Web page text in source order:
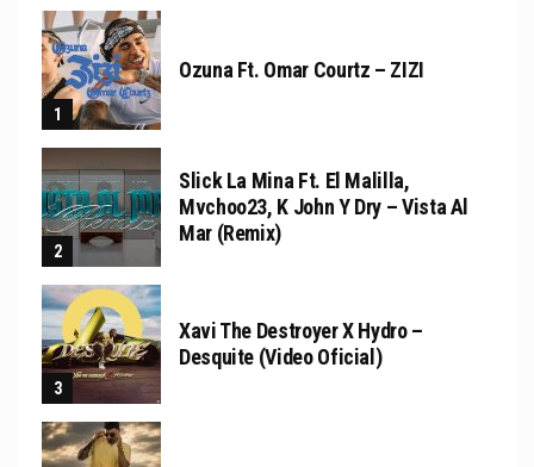
Ozuna Ft. Omar Courtz – ZIZI
Slick La Mina Ft. El Malilla,
Mvchoo23, K John Y Dry – Vista Al
Mar (Remix)
Xavi The Destroyer X Hydro –
Desquite (Video Oficial)